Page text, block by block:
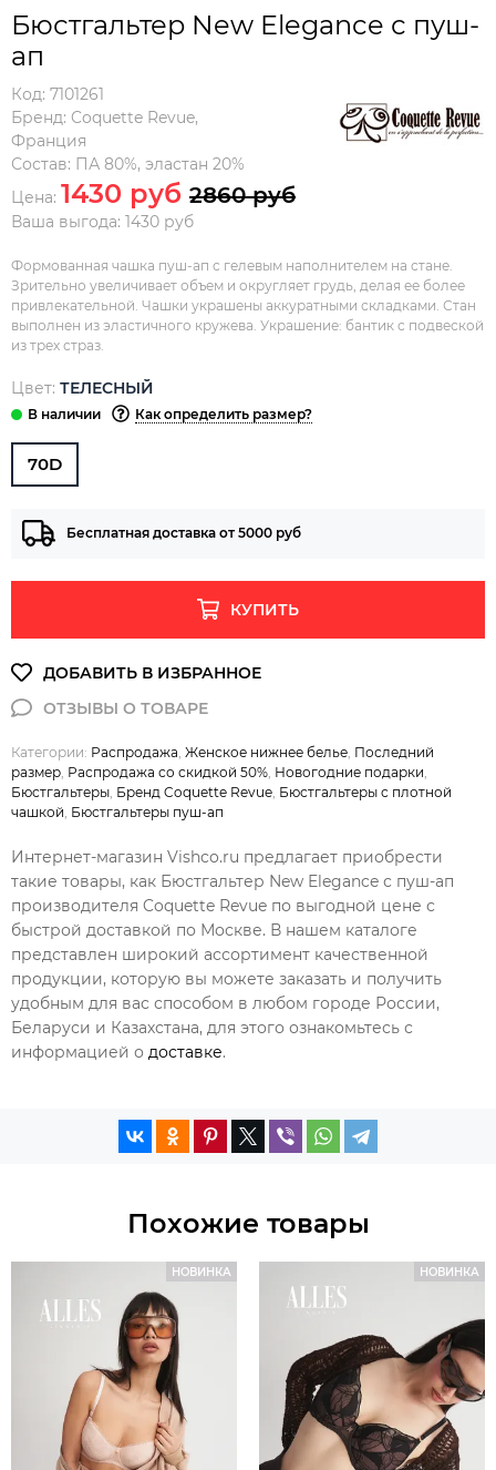
Бюстгальтер New Elegance с пуш-
ап
Код: 7101261
Бренд: Coquette Revue,
Франция
Состав: ПА 80%, эластан 20%
Цена: 1430 руб 2860 руб
Ваша выгода: 1430 руб
Формованная чашка пуш-ап с гелевым наполнителем на стане.
Зрительно увеличивает объем и округляет грудь, делая ее более
привлекательной. Чашки украшены аккуратными складками. Стан
выполнен из эластичного кружева. Украшение: бантик с подвеской
из трех страз.
Цвет: ТЕЛЕСНЫЙ
Как определить размер?
70D
Бесплатная доставка от 5000 руб
КУПИТЬ
Категории: Распродажа Женское нижнее белье Последний
размер Распродажа со скидкой 50% Новогодние подарки
Бюстгальтеры Бренд Coquette Revue Бюстгальтеры с плотной
чашкой Бюстгальтеры пуш-ап
Интернет-магазин Vishco.ru предлагает приобрести
такие товары, как Бюстгальтер New Elegance с пуш-ап
производителя Coquette Revue по выгодной цене с
быстрой доставкой по Москве. В нашем каталоге
представлен широкий ассортимент качественной
продукции, которую вы можете заказать и получить
удобным для вас способом в любом городе России,
Беларуси и Казахстана, для этого ознакомьтесь с
информацией о доставке.
Похожие товары
НОВИНКА НОВИНКА